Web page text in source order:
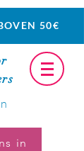
50€
in